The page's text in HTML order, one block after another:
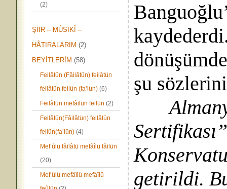
(2)
ŞİİR – MÙSIKÎ –
HÂTIRALARIM (2)
BEYİTLERİM (58)
Feilâtün (Fâilâtün) feilâtün
feilâtün feilün (fa’lün) (6)
Feilâtün mefâilün feilün (2)
Feilâtün(Fâilâtün) feilâtün
feilün(fa’lün) (4)
Mef’ùlü fâilâtü mefâîlü fâilün
(20)
Mef’ûlü mefâîlü mefâîlü
şu
getirildi.